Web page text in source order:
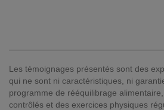
Les témoignages présentés sont des
qui ne sont ni caractéristiques, ni
programme de rééquilibrage
contrôlés et des exercices physiques